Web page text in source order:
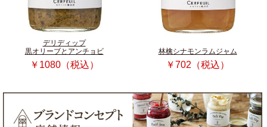
デリディップ
黒オリーブとアンチョビ
￥1080（税込）
林檎シナモンラムジャム
￥702（税込）